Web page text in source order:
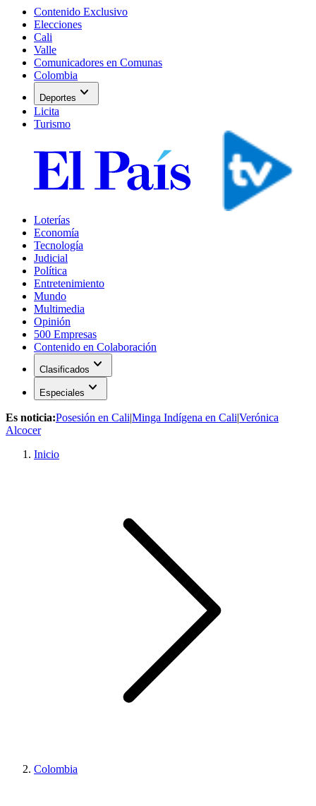
Contenido Exclusivo
Elecciones
Cali
Valle
Comunicadores en Comunas
Colombia
Deportes expand_more
Licita
Turismo
Loterías
Economía
Tecnología
Judicial
Política
Entretenimiento
Mundo
Multimedia
Opinión
500 Empresas
Contenido en Colaboración
Clasificados expand_more
Especiales expand_more
Es noticia:Posesión en Cali|Minga Indígena en Cali|Verónica
Alcocer
Inicio
Colombia